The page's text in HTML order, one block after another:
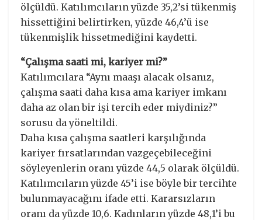
ölçüldü. Katılımcıların yüzde 35,2’si tükenmiş
hissettiğini belirtirken, yüzde 46,4’ü ise
tükenmişlik hissetmediğini kaydetti.
“Çalışma saati mi, kariyer mi?”
Katılımcılara “Aynı maaşı alacak olsanız,
çalışma saati daha kısa ama kariyer imkanı
daha az olan bir işi tercih eder miydiniz?”
sorusu da yöneltildi.
Daha kısa çalışma saatleri karşılığında
kariyer fırsatlarından vazgeçebileceğini
söyleyenlerin oranı yüzde 44,5 olarak ölçüldü.
Katılımcıların yüzde 45’i ise böyle bir tercihte
bulunmayacağını ifade etti. Kararsızların
oranı da yüzde 10,6. Kadınların yüzde 48,1’i bu